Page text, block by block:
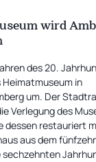
wird
des 20.
in
um. Der
Verlegung des
dessen restauriert
aus dem
sechzehnten